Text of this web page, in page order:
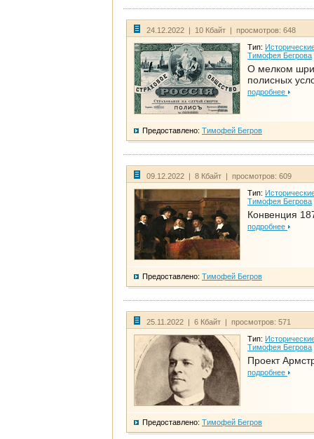
24.12.2022 | 10 Кбайт | просмотров: 648
Тип:
Тимофея Бегрова
О мелком
полисных
подробнее
Предоставлено: Тимофей Бегров
09.12.2022 | 8 Кбайт | просмотров: 609
Тип:
Тимофея Бегрова
Конвенция
подробнее
Предоставлено: Тимофей Бегров
25.11.2022 | 6 Кбайт | просмотров: 571
Тип:
Тимофея Бегрова
Проект
подробнее
Предоставлено: Тимофей Бегров